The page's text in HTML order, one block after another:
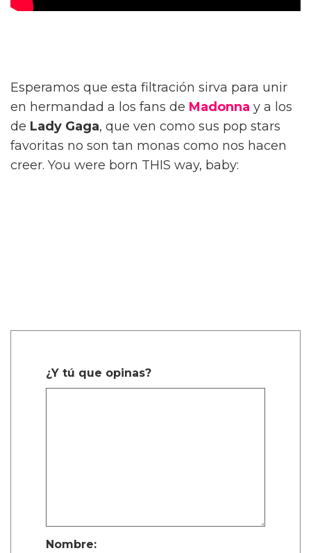
Esperamos que esta filtración sirva para unir
en hermandad a los fans de Madonna y a los
de Lady Gaga, que ven como sus pop stars
favoritas no son tan monas como nos hacen
creer. You were born THIS way, baby:
¿Y tú que opinas?
Nombre: